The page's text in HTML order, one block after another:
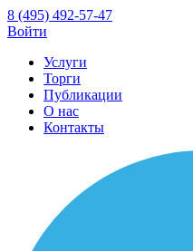
8 (495) 492-57-47
Войти
Услуги
Торги
Публикации
О нас
Контакты